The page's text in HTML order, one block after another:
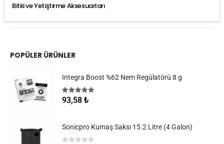
Bitki ve Yetiştirme Aksesuarları
POPÜLER ÜRÜNLER
Integra Boost %62 Nem Regülatörü 8 g
5.005 üzerinden
93,58 ₺
Sonicpro Kumaş Saksı 15.2 Litre (4 Galon)